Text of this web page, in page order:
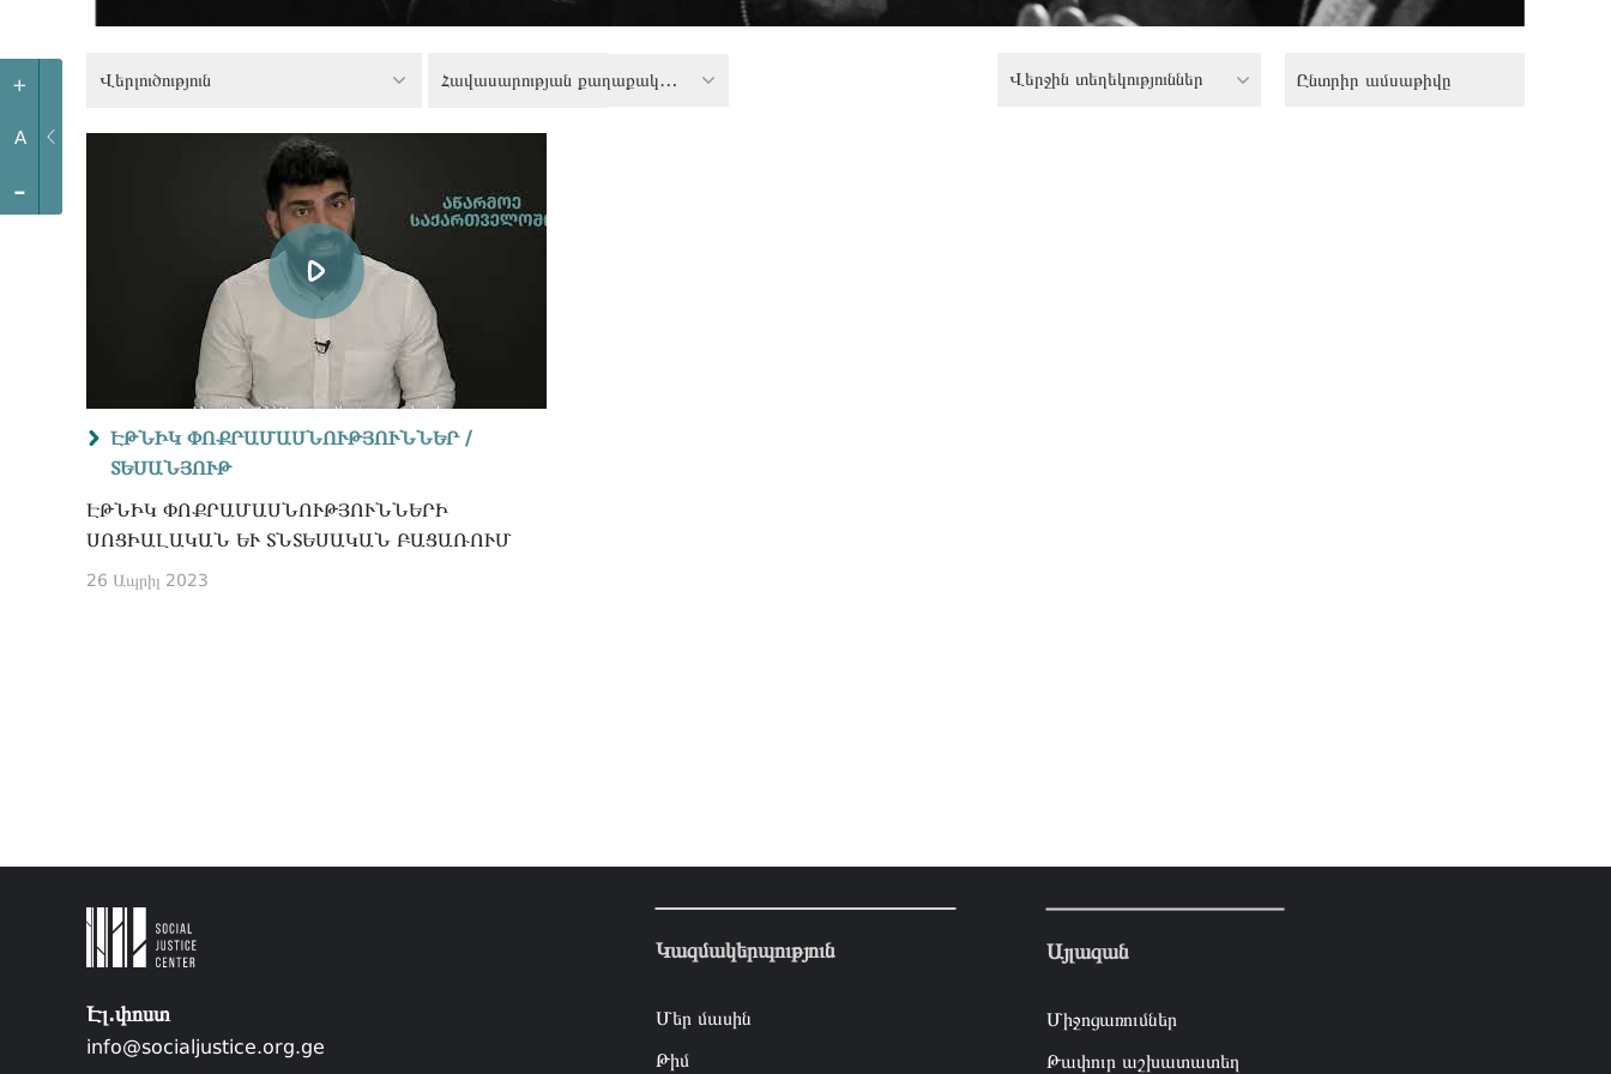
+
A
-
Վերլուծություն Հավասարության քաղաքականություն Վերջին տեղեկություններ
ԷԹՆԻԿ ՓՈՔՐԱՄԱՍՆՈՒԹՅՈՒՆՆԵՐ /
ՏԵՍԱՆՅՈՒԹ
ԷԹՆԻԿ ՓՈՔՐԱՄԱՍՆՈՒԹՅՈՒՆՆԵՐԻ
ՍՈՑԻԱԼԱԿԱՆ ԵՒ ՏՆՏԵՍԱԿԱՆ ԲԱՑԱՌՈՒՄ
26 Ապրիլ 2023
Էլ.փոստ
info@socialjustice.org.ge
Կազմակերպություն
Մեր մասին
Թիմ
Այլազան
Միջոցառումներ
Թափուր աշխատատեղ